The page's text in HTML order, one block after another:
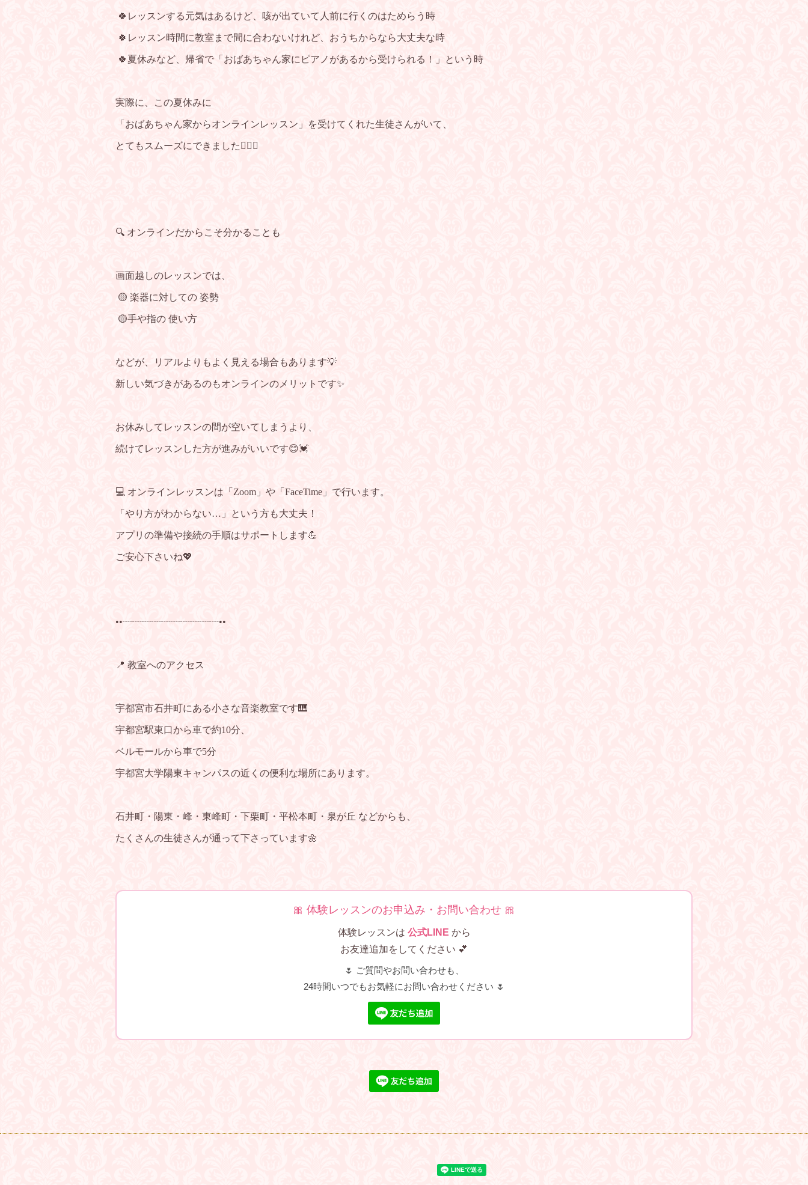
🍀 レッスンする元気はあるけど、 咳が出ていて人前に行くのはためらう時
🍀レッスン時間に教室まで間に合わないけれど、おうちからなら大丈夫な時
🍀夏休みなど、帰省で「おばあちゃん家にピアノがあるから受けられる！」という時
実際に、この夏休みに
「おばあちゃん家からオンラインレッスン」を受けてくれた生徒さんがいて、
とてもスムーズにできました🙆‍♀️✨
🔍 オンラインだからこそ分かることも
画面越しのレッスンでは、
🟡 楽器に対しての 姿勢
🟡手や指の 使い方
などが、リアルよりもよく見える場合もあります💡
新しい気づきがあるのもオンラインのメリットです✨
お休みしてレッスンの間が空いてしまうより、
続けてレッスンした方が進みがいいです😊💓
💻 オンラインレッスンは「Zoom」や「FaceTime」で行います。
「やり方がわからない…」という方も大丈夫！
アプリの準備や接続の手順はサポートします💪
ご安心下さいね💖
••┈┈┈┈┈┈┈┈┈┈••
📍 教室へのアクセス
宇都宮市石井町にある小さな音楽教室です🎹
宇都宮駅東口から車で約10分、
ベルモールから車で5分
宇都宮大学陽東キャンパスの近くの便利な場所にあります。
石井町・陽東・峰・東峰町・下栗町・平松本町・泉が丘 などからも、
たくさんの生徒さんが通って下さっています🌼
🎀 体験レッスンのお申込み・お問い合わせ 🎀
体験レッスンは 公式LINE から
お友達追加をしてください 💕
🌷 ご質問やお問い合わせも、
24時間いつでもお気軽にお問い合わせください 🌷